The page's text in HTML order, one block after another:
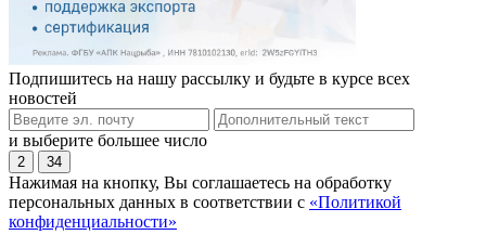
Подпишитесь на нашу рассылку и будьте в курсе всех
новостей
и выберите большее число
2 34
Нажимая на кнопку, Вы соглашаетесь на обработку
персональных данных в соответствии с «Политикой
конфиденциальности»